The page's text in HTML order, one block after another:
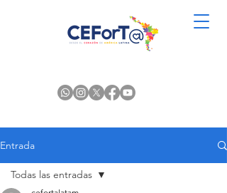
Entrada
Todas las entradas